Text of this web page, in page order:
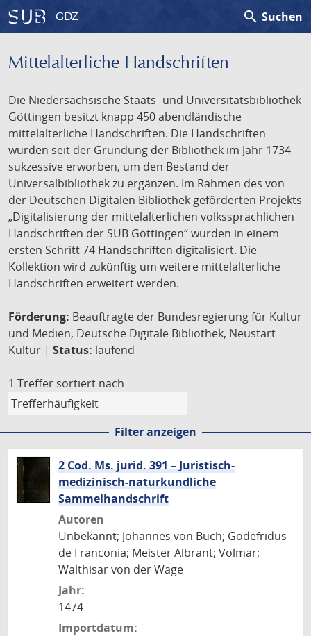
GDZ search Suchen
Mittelalterliche Handschriften
Die Niedersächsische Staats- und Universitätsbibliothek
Göttingen besitzt knapp 450 abendländische
mittelalterliche Handschriften. Die Handschriften
wurden seit der Gründung der Bibliothek im Jahr 1734
sukzessive erworben, um den Bestand der
Universalbibliothek zu ergänzen. Im Rahmen des von
der Deutschen Digitalen Bibliothek geförderten Projekts
„Digitalisierung der mittelalterlichen volkssprachlichen
Handschriften der SUB Göttingen“ wurden in einem
ersten Schritt 74 Handschriften digitalisiert. Die
Kollektion wird zukünftig um weitere mittelalterliche
Handschriften erweitert werden.
Förderung: Beauftragte der Bundesregierung für Kultur
und Medien, Deutsche Digitale Bibliothek, Neustart
Kultur | Status: laufend
1 Treffer sortiert nach
Filter anzeigen
2 Cod. Ms. jurid. 391 – Juristisch-
medizinisch-naturkundliche
Sammelhandschrift
Autoren
Unbekannt; Johannes von Buch; Godefridus
de Franconia; Meister Albrant; Volmar;
Walthisar von der Wage
Jahr:
1474
Importdatum: